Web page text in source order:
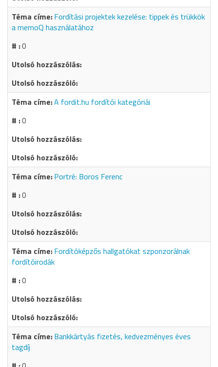
Fordítási projektek kezelése: tippek és trükkök
a memoQ használatához
0
A fordit.hu fordítói kategóriái
0
Portré: Boros Ferenc
0
Fordítóképzős hallgatókat szponzorálnak
fordítóirodák
0
Bankkártyás fizetés, kedvezményes éves
tagdíj